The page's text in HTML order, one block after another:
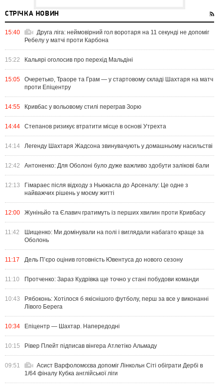
СТРІЧКА НОВИН
15:40
Друга ліга: неймовірний гол воротаря на 11 секунді не допоміг
Ребелу у матчі проти Карбона
15:22 Кальярі оголосив про перехід Мальдіні
15:05
Очеретько, Траоре та Грам — у стартовому складі Шахтаря на матч
проти Епіцентру
14:55 Кривбас у вольовому стилі переграв Зорю
14:44 Степанов ризикує втратити місце в основі Утрехта
14:14 Легенду Шахтаря Жадсона звинувачують у домашньому насильстві
12:42 Антоненко: Для Оболоні було дуже важливо здобути залікові бали
12:13
Гімараес після відходу з Ньюкасла до Арсеналу: Це одне з
найважчих рішень у моєму житті
12:00 Жуніньйо та Єлавич гратимуть із перших хвилин проти Кривбасу
11:42
Шищенко: Ми домінували на полі і виглядали набагато краще за
Оболонь
11:17 Дель П’єро оцінив готовність Ювентуса до нового сезону
11:10 Протченко: Зараз Кудрівка ще точно у стані побудови команди
10:43
Рябоконь: Хотілося б якіснішого футболу, перш за все у виконанні
Лівого Берега
10:34 Епіцентр — Шахтар. Напередодні
10:15 Рівер Плейт підписав вінгера Атлетіко Альмаду
09:51
Асист Варфоломєєва допоміг Лінкольн Сіті обіграти Дербі в
1/64 фіналу Кубка англійської ліги